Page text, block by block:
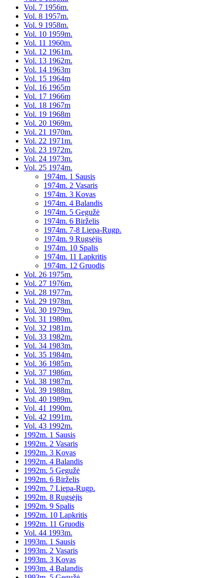
Vol. 7 1956m.
Vol. 8 1957m.
Vol. 9 1958m.
Vol. 10 1959m.
Vol. 11 1960m.
Vol. 12 1961m.
Vol. 13 1962m.
Vol. 14 1963m
Vol. 15 1964m
Vol. 16 1965m
Vol. 17 1966m
Vol. 18 1967m
Vol. 19 1968m
Vol. 20 1969m.
Vol. 21 1970m.
Vol. 22 1971m.
Vol. 23 1972m.
Vol. 24 1973m.
Vol. 25 1974m.
1974m. 1 Sausis
1974m. 2 Vasaris
1974m. 3 Kovas
1974m. 4 Balandis
1974m. 5 Gegužė
1974m. 6 Birželis
1974m. 7-8 Liepa-Rugp.
1974m. 9 Rugsėjis
1974m. 10 Spalis
1974m. 11 Lapkritis
1974m. 12 Gruodis
Vol. 26 1975m.
Vol. 27 1976m.
Vol. 28 1977m.
Vol. 29 1978m.
Vol. 30 1979m.
Vol. 31 1980m.
Vol. 32 1981m.
Vol. 33 1982m.
Vol. 34 1983m.
Vol. 35 1984m.
Vol. 36 1985m.
Vol. 37 1986m.
Vol. 38 1987m.
Vol. 39 1988m.
Vol. 40 1989m.
Vol. 41 1990m.
Vol. 42 1991m.
Vol. 43 1992m.
1992m. 1 Sausis
1992m. 2 Vasaris
1992m. 3 Kovas
1992m. 4 Balandis
1992m. 5 Gegužė
1992m. 6 Birželis
1992m. 7 Liepa-Rugp.
1992m. 8 Rugsėjis
1992m. 9 Spalis
1992m. 10 Lapkritis
1992m. 11 Gruodis
Vol. 44 1993m.
1993m. 1 Sausis
1993m. 2 Vasaris
1993m. 3 Kovas
1993m. 4 Balandis